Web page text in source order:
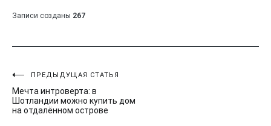
Записи созданы 267
Навигация
по
ПРЕДЫДУЩАЯ СТАТЬЯ
Мечта интроверта: в
Шотландии можно купить дом
на отдалённом острове